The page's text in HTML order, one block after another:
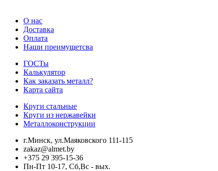
О нас
Доставка
Оплата
Наши преимущетсва
ГОСТы
Калькулятор
Как заказать металл?
Карта сайта
Круги стальные
Круги из нержавейки
Металлоконструкции
г.Минск, ул.Маяковского 111-115
zakaz@almet.by
+375 29 395-15-36
Пн-Пт 10-17, Сб,Вс - вых.